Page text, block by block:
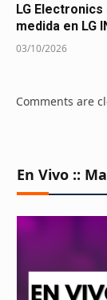
LG
medida en LG
03/10/2026
Comments are
En Vivo ::